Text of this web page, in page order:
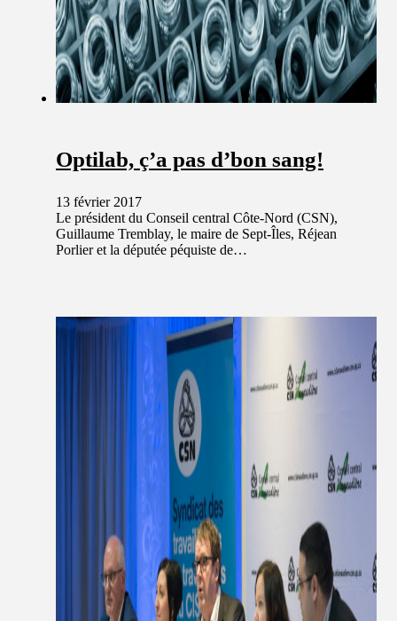
Optilab, ç’a pas d’bon sang!
13 février 2017
Le président du Conseil central Côte-Nord (CSN),
Guillaume Tremblay, le maire de Sept-Îles, Réjean
Porlier et la députée péquiste de…